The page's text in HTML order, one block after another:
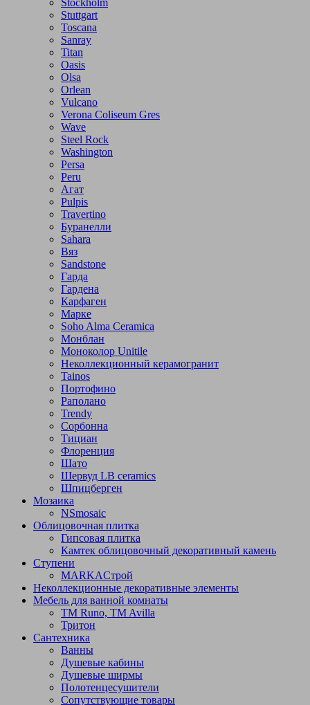
Stuttgart
Toscana
Sanray
Titan
Oasis
Olsa
Orlean
Vulcano
Verona Coliseum Gres
Wave
Steel Rock
Washington
Persa
Peru
Агат
Pulpis
Travertino
Буранелли
Sahara
Вяз
Sandstone
Гарда
Гардена
Карфаген
Марке
Soho Alma Ceramica
Монблан
Моноколор Unitile
Неколлекционный керамогранит
Tainos
Портофино
Раполано
Trendy
Сорбонна
Тициан
Флоренция
Шато
Шервуд LB ceramics
Шпицберген
Мозаика
NSmosaic
Облицовочная плитка
Гипсовая плитка
Камтек облицовочный декоративный камень
Ступени
МARKAСтрой
Неколлекционные декоративные элементы
Мебель для ванной комнаты
TM Runo, TM Avilla
Тритон
Сантехника
Ванны
Душевые кабины
Душевые ширмы
Полотенцесушители
Сопутствующие товары